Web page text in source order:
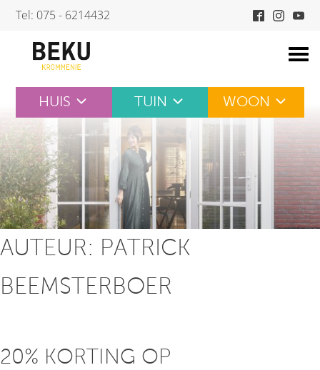
Skip
content
Tel: 075 - 6214432
HUIS TUIN WOON
AUTEUR: PATRICK
BEEMSTERBOER
20% KORTING OP